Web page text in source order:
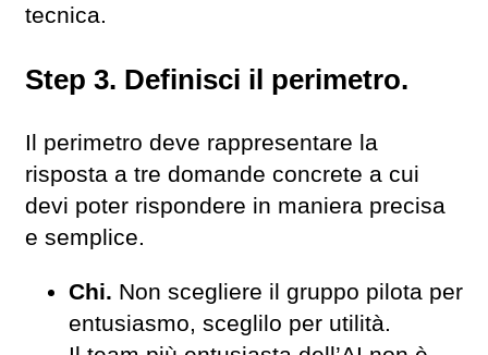
tecnica.
Step 3. Definisci il perimetro.
Il perimetro deve rappresentare la
risposta a tre domande concrete a cui
devi poter rispondere in maniera precisa
e semplice.
Chi. Non scegliere il gruppo pilota per
entusiasmo, sceglilo per utilità.